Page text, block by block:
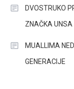
DVOSTRUKO
ZNAČKA UNSA
MUALLIMA
GENERACIJE